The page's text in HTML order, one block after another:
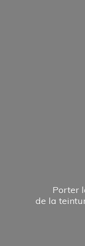
Porter
de la